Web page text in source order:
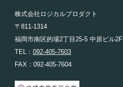
株式会社ロジカルプロダクト
〒811-1314
福岡市南区的場2丁目25-5 中原ビル2F
TEL： 092-405-7603
FAX：092-405-7604